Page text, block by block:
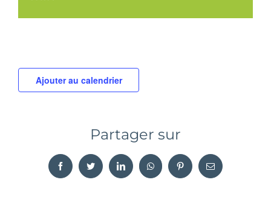
Ajouter au calendrier
Partager sur
FacebookTwitter LinkedInWhatsAppPinterestEmail